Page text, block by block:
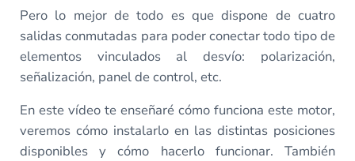
Pero lo mejor de todo es que dispone de cuatro
salidas conmutadas para poder conectar todo tipo de
elementos vinculados al desvío: polarización,
señalización, panel de control, etc.
En este vídeo te enseñaré cómo funciona este motor,
veremos cómo instalarlo en las distintas posiciones
disponibles y cómo hacerlo funcionar. También